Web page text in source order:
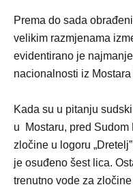
Prema do sada
velikim razmjenama
evidentirano je
nacionalnosti iz
Kada su u pitanju
u
Mostaru, pred Sudom
zločine u logoru
je osuđeno šest lica.
trenutno vode za